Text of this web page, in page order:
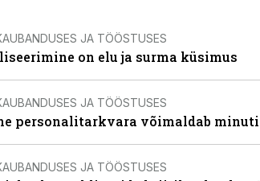
JA TÖÖSTUSES
on elu ja surma küsimus
JA TÖÖSTUSES
personalitarkvara võimaldab minuti
JA TÖÖSTUSES